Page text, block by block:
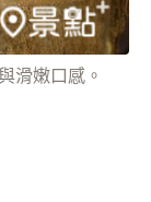
滑嫩口感。